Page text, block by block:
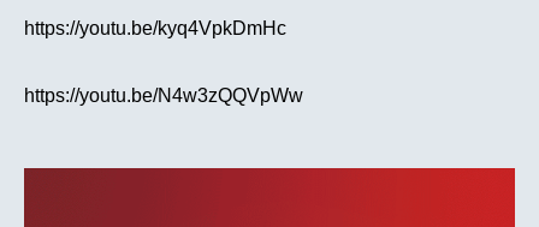
https://youtu.be/kyq4VpkDmHc
https://youtu.be/N4w3zQQVpWw